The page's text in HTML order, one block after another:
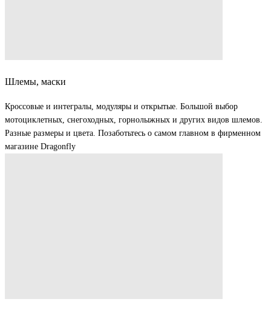
Шлемы, маски
Кроссовые и интегралы, модуляры и открытые. Большой выбор
мотоциклетных, снегоходных, горнолыжных и других видов шлемов.
Разные размеры и цвета. Позаботьтесь о самом главном в фирменном
магазине Dragonfly